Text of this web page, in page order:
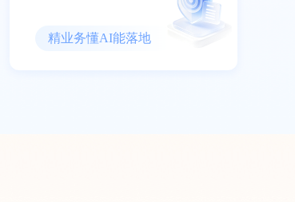
精业务懂AI能落地